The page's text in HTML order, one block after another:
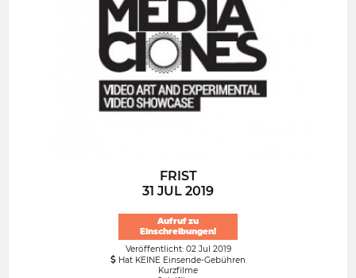
FRIST
31 JUL 2019
Aufruf zu
Einschreibungen!
Veröffentlicht: 02 Jul 2019
Hat KEINE Einsende-Gebühren
Kurzfilme